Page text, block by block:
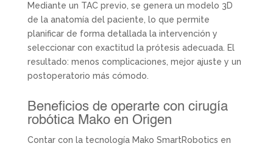
Mediante un TAC previo, se genera un modelo 3D
de la anatomía del paciente, lo que permite
planificar de forma detallada la intervención y
seleccionar con exactitud la prótesis adecuada. El
resultado: menos complicaciones, mejor ajuste y un
postoperatorio más cómodo.
Beneficios de operarte con cirugía
robótica Mako en Origen
Contar con la tecnología Mako SmartRobotics en